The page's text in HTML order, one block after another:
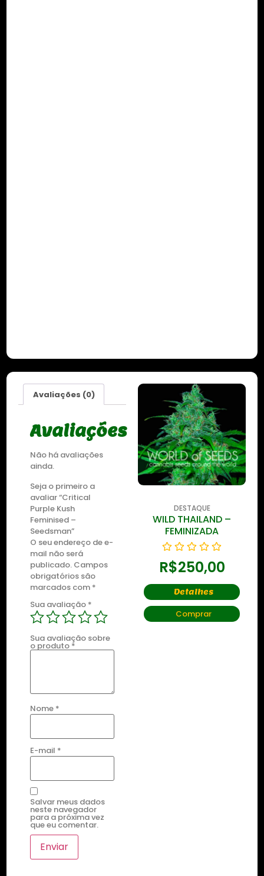
Avaliações (0)
Avaliações
Não há avaliações
ainda.
Seja o primeiro a
avaliar “Critical
Purple Kush
Feminised –
Seedsman”
O seu endereço de e-
mail não será
publicado. Campos
obrigatórios são
marcados com *
Sua avaliação *
Sua avaliação sobre
o produto *
Nome *
E-mail *
Salvar meus dados
neste navegador
para a próxima vez
que eu comentar.
DESTAQUE
WILD THAILAND
RYDER
R$250,00
Detalhes
Comprar
DESTAQUE
WILD THAILAND –
FEMINIZADA
R$250,00
Detalhes
Comprar